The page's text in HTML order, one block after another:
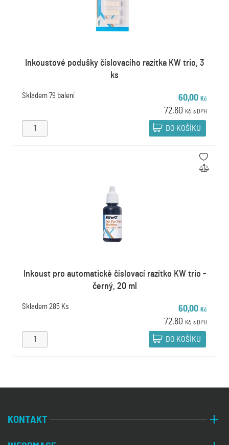
Inkoustové podušky číslovacího razítka KW trio, 3
ks
Skladem 79 balení 60,00 Kč
72,60 Kč s DPH
DO KOŠÍKU
Inkoust pro automatické číslovací razítko KW trio -
černý, 20 ml
Skladem 285 Ks 60,00 Kč
72,60 Kč s DPH
DO KOŠÍKU
KONTAKT